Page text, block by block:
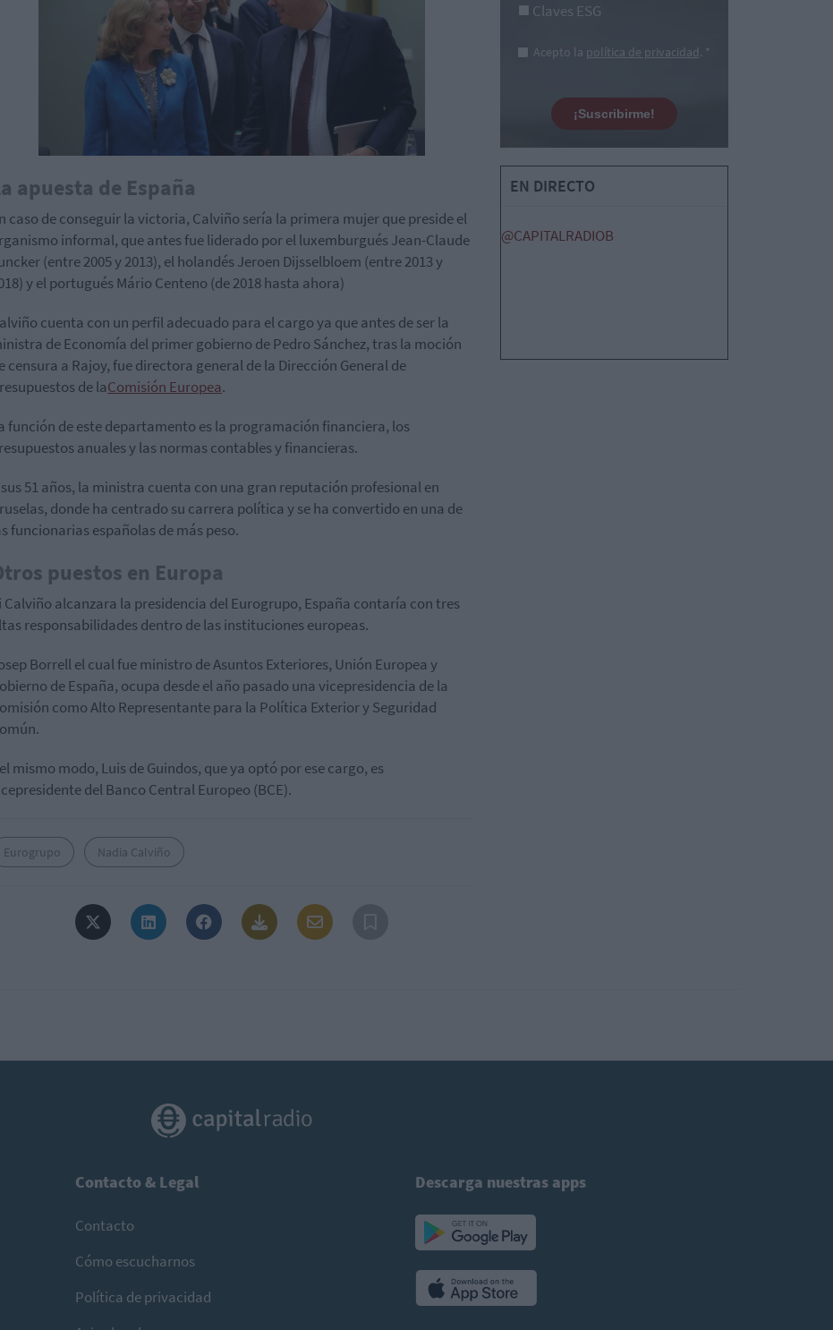
apuesta de España
caso de conseguir la victoria, Calviño sería la primera mujer que preside el
informal, que antes fue liderado por el luxemburgués Jean-Claude
(entre 2005 y 2013), el holandés Jeroen Dijsselbloem (entre 2013 y
y el portugués Mário Centeno (de 2018 hasta ahora)
cuenta con un perfil adecuado para el cargo ya que antes de ser la
de Economía del primer gobierno de Pedro Sánchez, tras la moción
censura a Rajoy, fue directora general de la Dirección General de
de laComisión Europea.
función de este departamento es la programación financiera, los
anuales y las normas contables y financieras.
51 años, la ministra cuenta con una gran reputación profesional en
donde ha centrado su carrera política y se ha convertido en una de
funcionarias españolas de más peso.
puestos en Europa
Calviño alcanzara la presidencia del Eurogrupo, España contaría con tres
responsabilidades dentro de las instituciones europeas.
Borrell el cual fue ministro de Asuntos Exteriores, Unión Europea y
de España, ocupa desde el año pasado una vicepresidencia de la
como Alto Representante para la Política Exterior y Seguridad
mismo modo, Luis de Guindos, que ya optó por ese cargo, es
del Banco Central Europeo (BCE).
Eurogrupo Nadia Calviño
Claves ESG
Acepto la política de privacidad. *
¡Suscribirme!
EN DIRECTO
@CAPITALRADIOB
Contacto & Legal
Contacto
Cómo escucharnos
Política de privacidad
Descarga nuestras apps